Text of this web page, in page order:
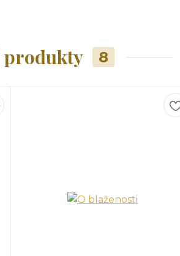
produkty 8